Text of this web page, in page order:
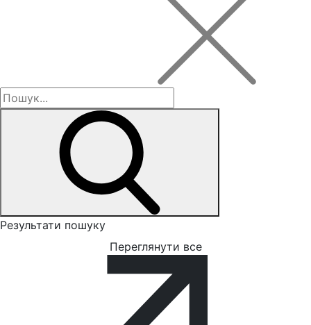
Результати пошуку
Переглянути все